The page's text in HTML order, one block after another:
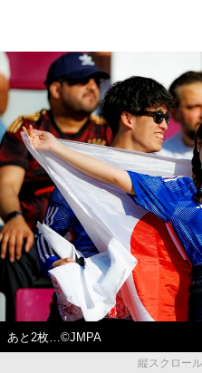
あと2枚…©JMPA
縦スクロー